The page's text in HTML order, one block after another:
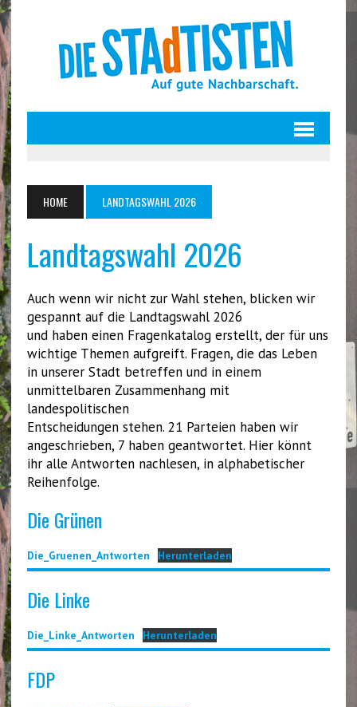
HOME LANDTAGSWAHL 2026
Landtagswahl 2026
Auch wenn wir nicht zur Wahl stehen, blicken wir
gespannt auf die Landtagswahl 2026
und haben einen Fragenkatalog erstellt, der für uns
wichtige Themen aufgreift. Fragen, die das Leben
in unserer Stadt betreffen und in einem
unmittelbaren Zusammenhang mit
landespolitischen
Entscheidungen stehen. 21 Parteien haben wir
angeschrieben, 7 haben geantwortet. Hier könnt
ihr alle Antworten nachlesen, in alphabetischer
Reihenfolge.
Die Grünen
Die_Gruenen_Antworten Herunterladen
Die Linke
Die_Linke_Antworten Herunterladen
FDP